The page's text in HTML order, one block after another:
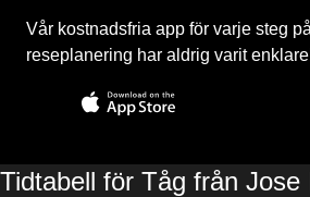
Vår kostnadsfria app för varje steg
reseplanering har aldrig varit
Tidtabell för Tåg från Jose